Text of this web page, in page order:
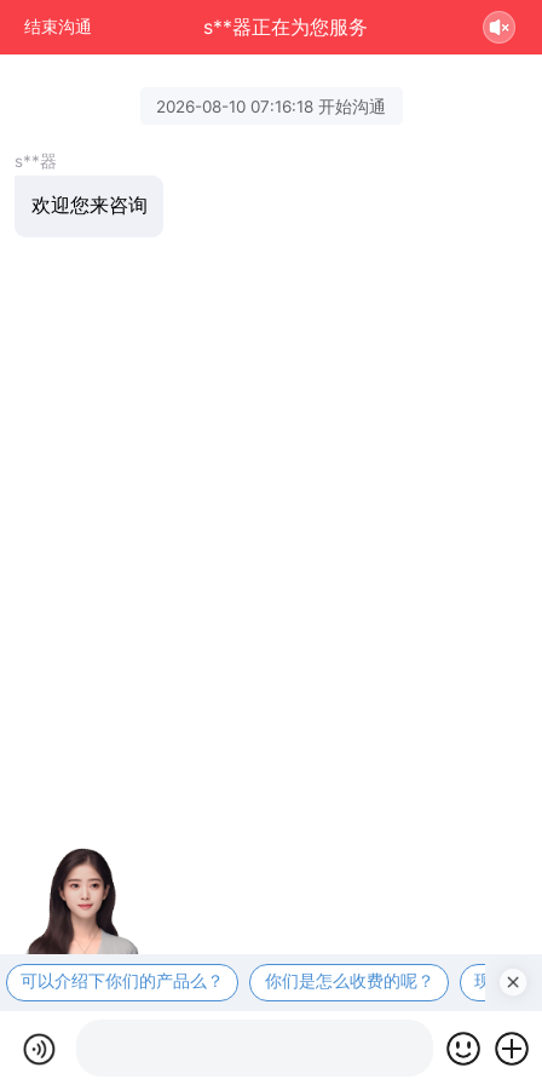
结束沟通 s**器正在为您服务
2026-08-10 07:16:18 开始沟通
s**器
欢迎您来咨询
可以介绍下你们的产品么？ 你们是怎么收费的呢？ 现在有